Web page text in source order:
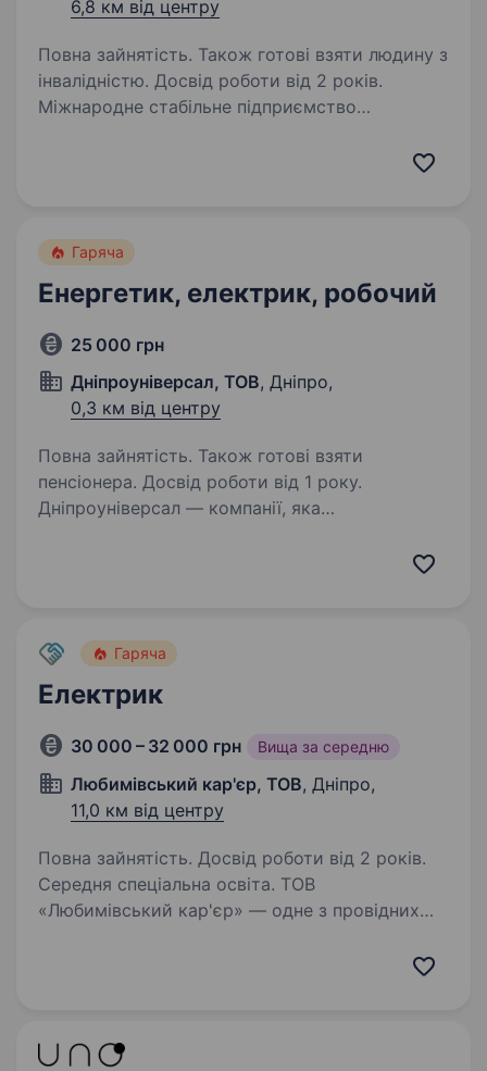
6,8 км від центру
Повна зайнятість. Також готові взяти людину з
інвалідністю. Досвід роботи від 2 років.
Міжнародне стабільне підприємство
мереж супермаркетів «АТБ»,…
Гаряча
Енергетик, електрик, робочий
25 000 грн
Дніпроуніверсал, ТОВ, Дніпро,
0,3 км від центру
Повна зайнятість. Також готові взяти
пенсіонера. Досвід роботи від 1 року.
Дніпроуніверсал — компанії, яка
ідеальному стані. Якщо ви відповідальний,…
Гаряча
Електрик
30 000 – 32 000 грн Вища за середню
Любимівський кар'єр, ТОВ, Дніпро,
11,0 км від центру
Повна зайнятість. Досвід роботи від 2 років.
Середня спеціальна освіта. ТОВ
«Любимівський кар'єр» — одне з провідних
модернізацією обладнання…